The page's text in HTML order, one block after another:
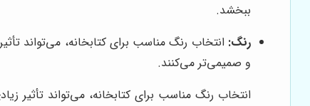
ببخشد.
رنگ: انتخاب رنگ مناسب برای کتابخانه، می‌تواند
و صمیمی‌تر می‌کنند.
انتخاب رنگ مناسب برای کتابخانه، می‌تواند تأثیر